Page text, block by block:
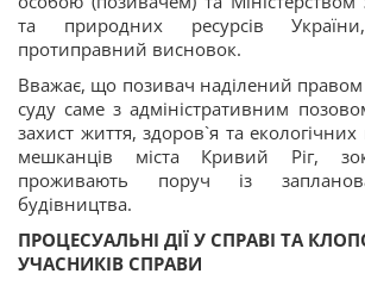
та природних ресурсів
протиправний висновок.
Вважає, що позивач наділений
суду саме з адміністративним
захист життя, здоров`я та екологічних
мешканців міста Кривий Ріг,
проживають поруч із
будівництва.
ПРОЦЕСУАЛЬНІ ДІЇ У СПРАВІ ТА
УЧАСНИКІВ СПРАВИ